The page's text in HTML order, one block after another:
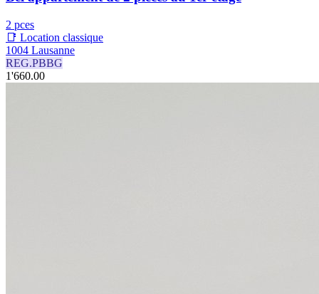
2 pces
📑 Location classique
1004 Lausanne
REG.PBBG
1'660.00